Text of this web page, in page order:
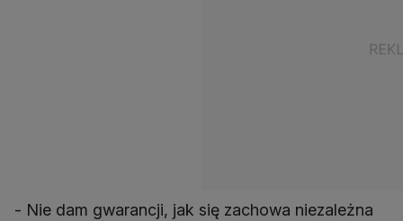
- Nie dam gwarancji, jak się zachowa niezależna